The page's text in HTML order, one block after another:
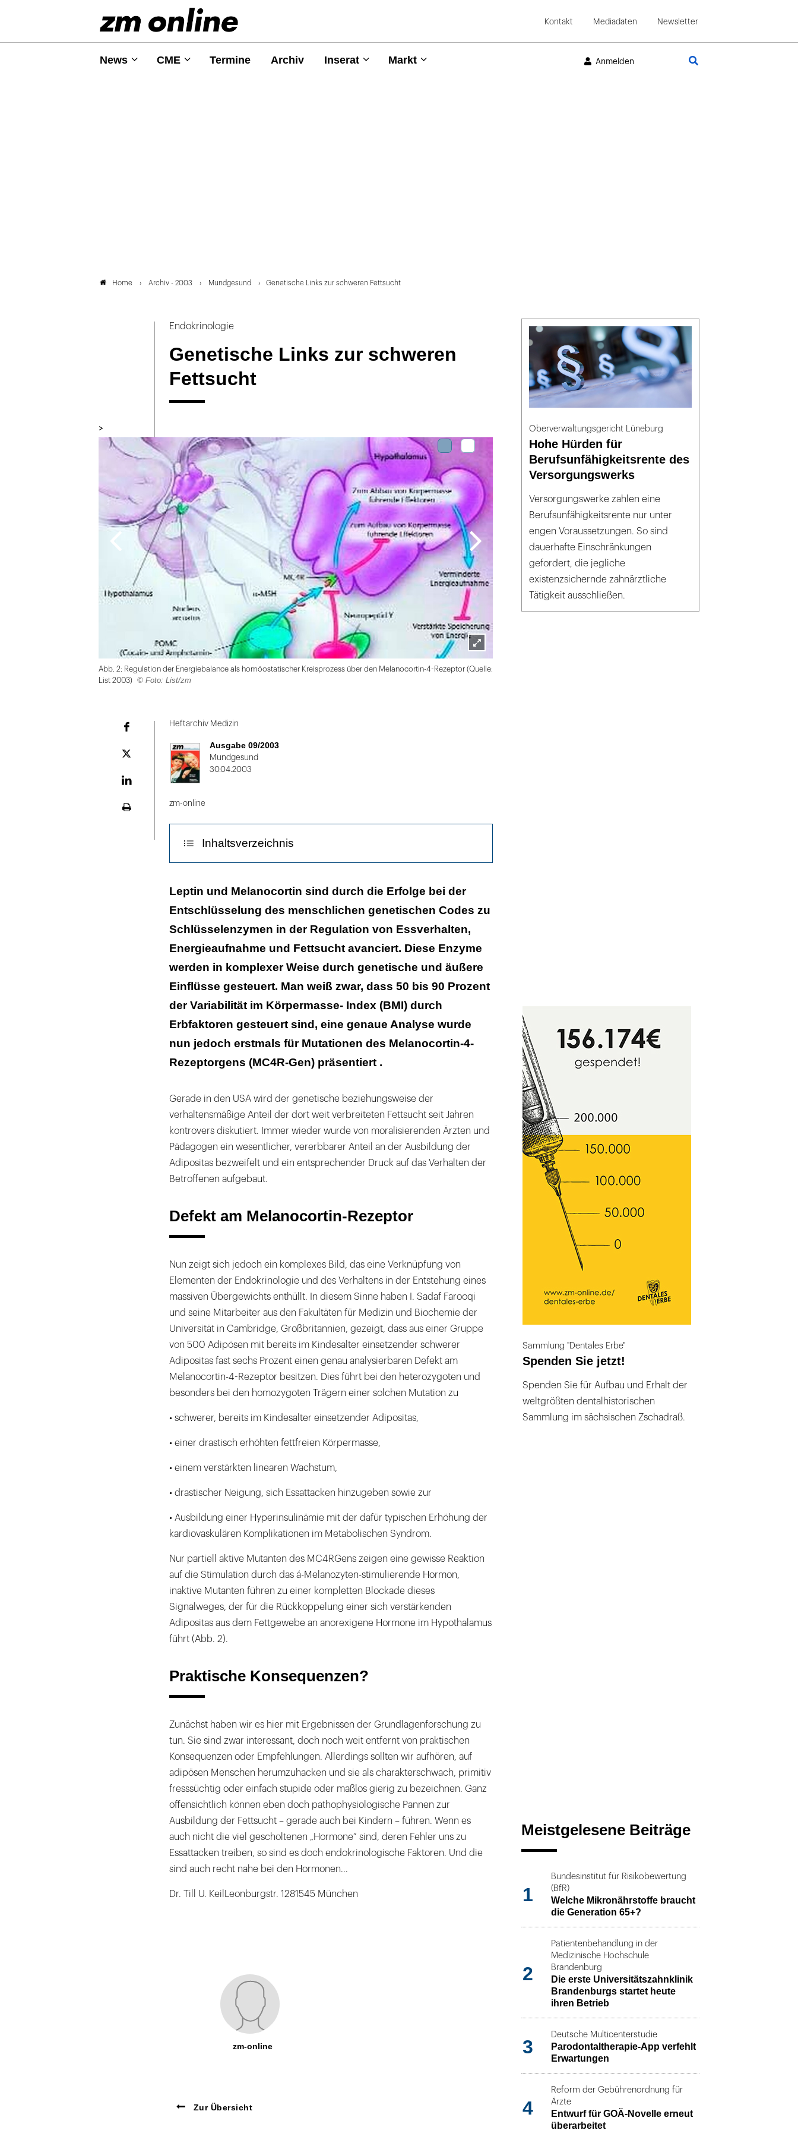
Kontakt Mediadaten Newsletter
News CME Termine Archiv Inserat Markt Anmelden
Home Archiv - 2003 Mundgesund Genetische Links zur schweren Fettsucht
Endokrinologie
Genetische Links zur schweren
Fettsucht
>
Lightbox
öffnen
Abb. 2: Regulation der Energiebalance als homöostatischer Kreisprozess über den Melanocortin-4-Rezeptor (Quelle:
List 2003)
© Foto: List/zm
Plattform
Heftarchiv Medizin
Ausgabe 09/2003
Mundgesund
30.04.2003
zm-online
Inhaltsverzeichnis
Defekt am Melanocortin-Rezeptor
Praktische Konsequenzen?
Leptin und Melanocortin sind durch die Erfolge bei der
Entschlüsselung des menschlichen genetischen Codes zu
Schlüsselenzymen in der Regulation von Essverhalten,
Energieaufnahme und Fettsucht avanciert. Diese Enzyme
werden in komplexer Weise durch genetische und äußere
Einflüsse gesteuert. Man weiß zwar, dass 50 bis 90 Prozent
der Variabilität im Körpermasse- Index (BMI) durch
Erbfaktoren gesteuert sind, eine genaue Analyse wurde
nun jedoch erstmals für Mutationen des Melanocortin-4-
Rezeptorgens (MC4R-Gen) präsentiert .
Gerade in den USA wird der genetische beziehungsweise der
verhaltensmäßige Anteil der dort weit verbreiteten Fettsucht seit Jahren
kontrovers diskutiert. Immer wieder wurde von moralisierenden Ärzten und
Pädagogen ein wesentlicher, vererbbarer Anteil an der Ausbildung der
Adipositas bezweifelt und ein entsprechender Druck auf das Verhalten der
Betroffenen aufgebaut.
Defekt am Melanocortin-Rezeptor
Nun zeigt sich jedoch ein komplexes Bild, das eine Verknüpfung von
Elementen der Endokrinologie und des Verhaltens in der Entstehung eines
massiven Übergewichts enthüllt. In diesem Sinne haben I. Sadaf Farooqi
und seine Mitarbeiter aus den Fakultäten für Medizin und Biochemie der
Universität in Cambridge, Großbritannien, gezeigt, dass aus einer Gruppe
von 500 Adipösen mit bereits im Kindesalter einsetzender schwerer
Adipositas fast sechs Prozent einen genau analysierbaren Defekt am
Melanocortin-4-Rezeptor besitzen. Dies führt bei den heterozygoten und
besonders bei den homozygoten Trägern einer solchen Mutation zu
• schwerer, bereits im Kindesalter einsetzender Adipositas,
• einer drastisch erhöhten fettfreien Körpermasse,
• einem verstärkten linearen Wachstum,
• drastischer Neigung, sich Essattacken hinzugeben sowie zur
• Ausbildung einer Hyperinsulinämie mit der dafür typischen Erhöhung der
kardiovaskulären Komplikationen im Metabolischen Syndrom.
Nur partiell aktive Mutanten des MC4RGens zeigen eine gewisse Reaktion
auf die Stimulation durch das á-Melanozyten-stimulierende Hormon,
inaktive Mutanten führen zu einer kompletten Blockade dieses
Signalweges, der für die Rückkoppelung einer sich verstärkenden
Adipositas aus dem Fettgewebe an anorexigene Hormone im Hypothalamus
führt (Abb. 2).
Praktische Konsequenzen?
Zunächst haben wir es hier mit Ergebnissen der Grundlagenforschung zu
tun. Sie sind zwar interessant, doch noch weit entfernt von praktischen
Konsequenzen oder Empfehlungen. Allerdings sollten wir aufhören, auf
adipösen Menschen herumzuhacken und sie als charakterschwach, primitiv
fresssüchtig oder einfach stupide oder maßlos gierig zu bezeichnen. Ganz
offensichtlich können eben doch pathophysiologische Pannen zur
Ausbildung der Fettsucht – gerade auch bei Kindern – führen. Wenn es
auch nicht die viel gescholtenen „Hormone“ sind, deren Fehler uns zu
Essattacken treiben, so sind es doch endokrinologische Faktoren. Und die
sind auch recht nahe bei den Hormonen...
Dr. Till U. KeilLeonburgstr. 1281545 München
zm-online
Zur Übersicht
Oberverwaltungsgericht Lüneburg
Hohe Hürden für
Berufsunfähigkeitsrente des
Versorgungswerks
Versorgungswerke zahlen eine
Berufsunfähigkeitsrente nur unter
engen Voraussetzungen. So sind
dauerhafte Einschränkungen
gefordert, die jegliche
existenzsichernde zahnärztliche
Tätigkeit ausschließen.
Sammlung "Dentales Erbe"
Spenden Sie jetzt!
Spenden Sie für Aufbau und Erhalt der
weltgrößten dentalhistorischen
Sammlung im sächsischen Zschadraß.
Meistgelesene Beiträge
1
Bundesinstitut für Risikobewertung
(BfR)
Welche Mikronährstoffe braucht
die Generation 65+?
2
Patientenbehandlung in der
Medizinische Hochschule
Brandenburg
Die erste Universitätszahnklinik
Brandenburgs startet heute
ihren Betrieb
3
Deutsche Multicenterstudie
Parodontaltherapie-App verfehlt
Erwartungen
4
Reform der Gebührenordnung für
Ärzte
Entwurf für GOÄ-Novelle erneut
überarbeitet